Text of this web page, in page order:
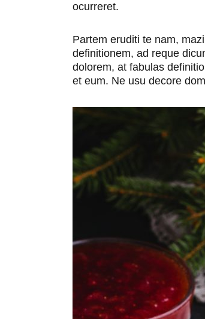
ocurreret.
Partem eruditi te nam,
definitionem, ad reque
dolorem, at fabulas
et eum. Ne usu decore